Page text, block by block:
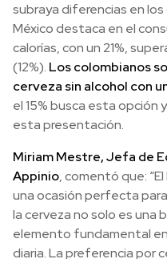
subraya diferencias en
México destaca en el
calorías, con un 21%,
(12%). Los colombianos
cerveza sin alcohol con
el 15% busca esta opción
esta presentación.
Miriam Mestre, Jefa de
Appinio, comentó que:
una ocasión perfecta
la cerveza no solo es una
elemento fundamental
diaria. La preferencia por